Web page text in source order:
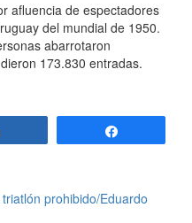
afluencia de espectadores
del mundial de 1950.
abarrotaron
173.830 entradas.
prohibido/Eduardo